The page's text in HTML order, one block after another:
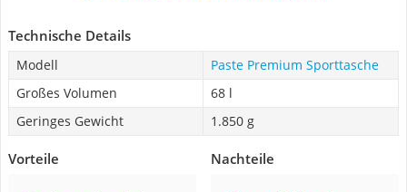
Technische Details
Modell
Paste Premium Sporttasche
Großes Volumen
68 l
Geringes Gewicht
1.850 g
Vorteile Nachteile